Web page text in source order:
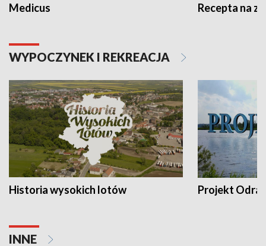
Medicus Recepta na
WYPOCZYNEK I REKREACJA
Historia wysokich lotów Projekt Odra
INNE